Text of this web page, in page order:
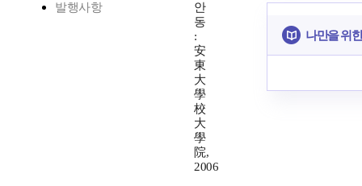
발행사항
안
동
:
安
東
大
學
校
大
學
院,
2006
나만을 위